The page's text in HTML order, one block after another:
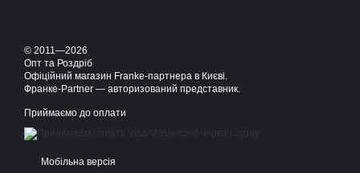
© 2011—2026
Опт та Роздріб
Офіційний магазин Franke-партнера в Києві.
Франке-Partner — авторизований представник.
Приймаємо до оплати
Мобільна версія